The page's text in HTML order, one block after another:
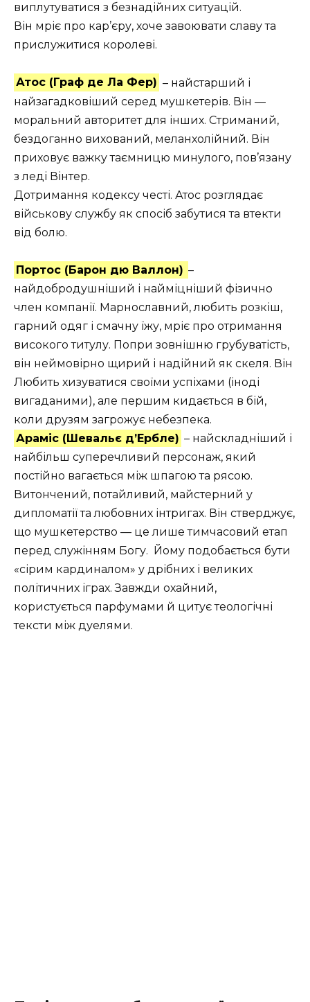
виплутуватися з безнадійних ситуацій.
Він мріє про кар’єру, хоче завоювати славу та
прислужитися королеві.
Атос (Граф де Ла Фер) – найстарший і
найзагадковіший серед мушкетерів. Він —
моральний авторитет для інших. Стриманий,
бездоганно вихований, меланхолійний. Він
приховує важку таємницю минулого, пов’язану
з леді Вінтер.
Дотримання кодексу честі. Атос розглядає
військову службу як спосіб забутися та втекти
від болю.
Портос (Барон дю Валлон) –
найдобродушніший і найміцніший фізично
член компанії. Марнославний, любить розкіш,
гарний одяг і смачну їжу, мріє про отримання
високого титулу. Попри зовнішню грубуватість,
він неймовірно щирий і надійний як скеля. Він
Любить хизуватися своїми успіхами (іноді
вигаданими), але першим кидається в бій,
коли друзям загрожує небезпека.
Араміс (Шевальє д’Ербле) – найскладніший і
найбільш суперечливий персонаж, який
постійно вагається між шпагою та рясою.
Витончений, потайливий, майстерний у
дипломатії та любовних інтригах. Він стверджує,
що мушкетерство — це лише тимчасовий етап
перед служінням Богу. Йому подобається бути
«сірим кардиналом» у дрібних і великих
політичних іграх. Завжди охайний,
користується парфумами й цитує теологічні
тексти між дуелями.